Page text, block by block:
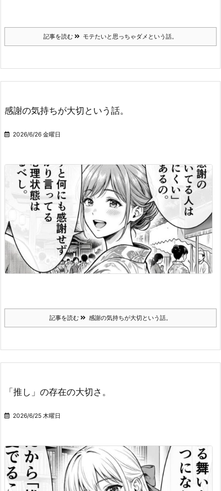
記事を読む モテたいと思っちゃダメという話。
感謝の気持ちが大切という話。
2026/6/26 金曜日
記事を読む 感謝の気持ちが大切という話。
「推し」の存在の大切さ。
2026/6/25 木曜日